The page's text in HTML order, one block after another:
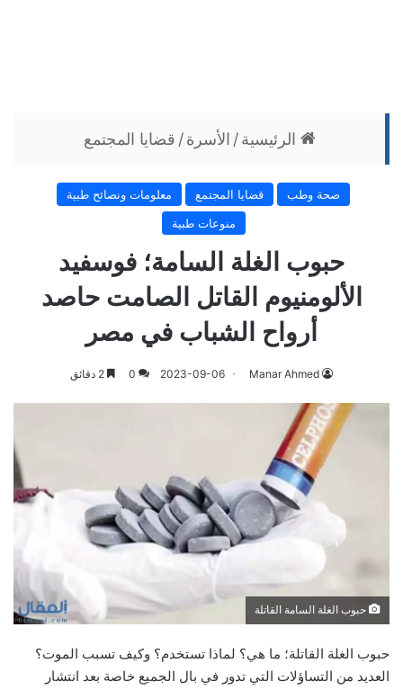
الرئيسية / الأسرة / قضايا المجتمع
صحة وطب قضايا المجتمع
معلومات ونصائح طبية
منوعات طبية
حبوب الغلة السامة؛ فوسفيد
الألومنيوم القاتل الصامت حاصد
أرواح الشباب في مصر
Manar Ahmed
2023-09-06
0
حبوب الغلة السامة القاتلة
حبوب الغلة القاتلة؛ ما هي؟ لماذا تستخدم؟ وكيف تسبب الموت؟
العديد من التساؤلات التي تدور في بال الجميع خاصة بعد انتشار